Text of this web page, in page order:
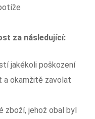
za následující:
jakékoli poškození
a okamžitě zavolat
zboží, jehož obal byl